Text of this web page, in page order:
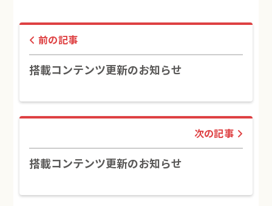
前の記事
搭載コンテンツ更新のお知らせ
次の記事
搭載コンテンツ更新のお知らせ